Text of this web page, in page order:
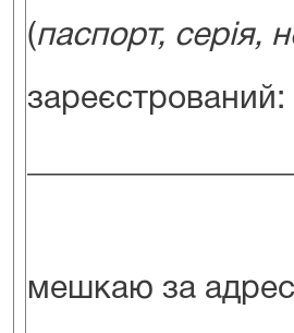
(паспорт, серія,
зареєстрований:
мешкаю за